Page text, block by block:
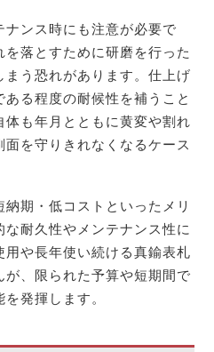
ナンス時にも注意が必要で
落とすために研磨を行った
う恐れがあります。仕上げ
る程度の耐候性を補うこと
も年月とともに黄変や割れ
を守りきれなくなるケース
期・低コストといったメリ
耐久性やメンテナンス性に
や長年使い続ける真鍮表札
、限られた予算や短期間で
発揮します。